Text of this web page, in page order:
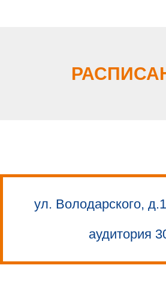
ул. Володарского,
аудитория